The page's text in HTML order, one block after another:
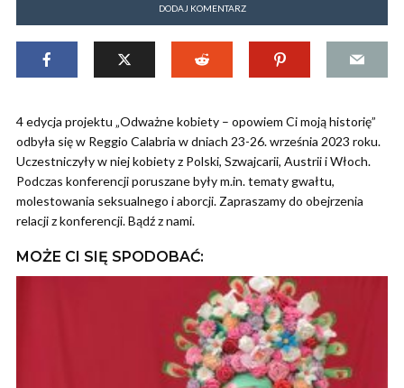
DODAJ KOMENTARZ
4 edycja projektu „Odważne kobiety – opowiem Ci moją historię”
odbyła się w Reggio Calabria w dniach 23-26. września 2023 roku.
Uczestniczyły w niej kobiety z Polski, Szwajcarii, Austrii i Włoch.
Podczas konferencji poruszane były m.in. tematy gwałtu,
molestowania seksualnego i aborcji. Zapraszamy do obejrzenia
relacji z konferencji. Bądź z nami.
MOŻE CI SIĘ SPODOBAĆ: